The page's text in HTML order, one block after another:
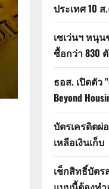
ประเทศ 10 ส
เซเว่นฯ หนุ
ซื้อกว่า 830
ธอส. เปิดตัว
Beyond
บัตรเครดิตผ่
เหลือเงินเก็บ
เช็กสิทธิ์บัตร